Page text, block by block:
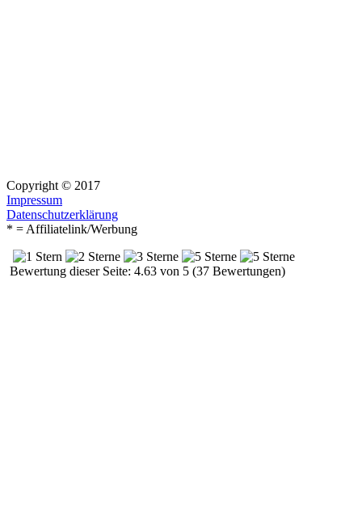
Copyright © 2017
Impressum
Datenschutzerklärung
* = Affiliatelink/Werbung
Bewertung dieser Seite: 4.63 von 5 (37 Bewertungen)